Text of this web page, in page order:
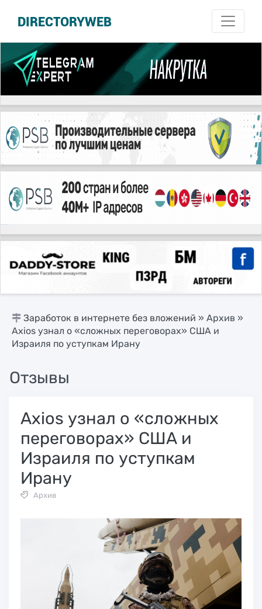
DIRECTORYWEB
Заработок в интернете без вложений » Архив »
Axios узнал о «сложных переговорах» США и
Израиля по уступкам Ирану
Отзывы
Axios узнал о «сложных
переговорах» США и
Израиля по уступкам
Ирану
Архив